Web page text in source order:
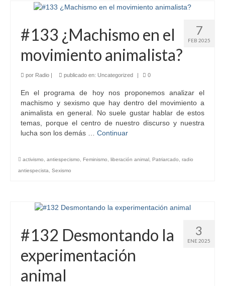
7
FEB 2025
#133 ¿Machismo en el
movimiento animalista?
por Radio | publicado en: Uncategorized | 0
En el programa de hoy nos proponemos analizar el
machismo y sexismo que hay dentro del movimiento a
animalista en general. No suele gustar hablar de estos
temas, porque el centro de nuestro discurso y nuestra
lucha son los demás … Continuar
activismo antiespecismo Feminismo liberación animal Patriarcado
radio
antiespecista
Sexismo
3
ENE 2025
#132 Desmontando la
experimentación
animal